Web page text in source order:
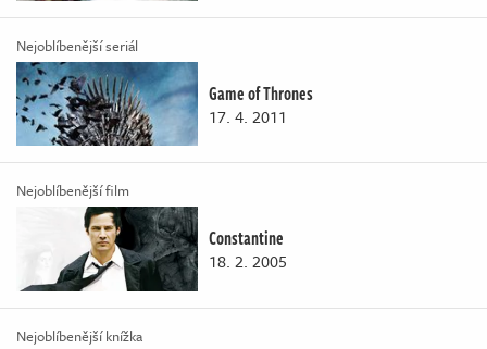
Nejoblíbenější seriál
Game of Thrones
17. 4. 2011
Nejoblíbenější film
Constantine
18. 2. 2005
Nejoblíbenější knížka